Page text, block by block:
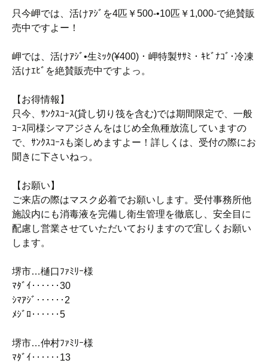
只今岬では、活けｱｼﾞを4匹￥500-•10匹￥1,000-で絶賛販
売中ですよー！
岬では、活けｱｼﾞ•生ﾐｯｸ(¥400)・岬特製ｻｻﾐ・ｷﾋﾞﾅｺﾞ･冷凍
活けｴﾋﾞを絶賛販売中ですよっ。
【お得情報】
只今、ｻﾝｸｽｺｰｽ(貸し切り筏を含む)では期間限定で、一般
ｺｰｽ同様シマアジさんをはじめ全魚種放流していますの
で、ｻﾝｸｽｺｰｽも楽しめますよー！詳しくは、受付の際にお
聞きに下さいねっ。
【お願い】
ご来店の際はマスク必着でお願いします。受付事務所他
施設内にも消毒液を完備し衛生管理を徹底し、安全目に
配慮し営業させていただいておりますので宜しくお願い
します。
堺市…樋口ﾌｧﾐﾘｰ様
ﾏﾀﾞｲ‥‥‥30
ｼﾏｱｼﾞ‥‥‥2
ﾒｼﾞﾛ‥‥‥5
堺市…仲村ﾌｧﾐﾘｰ様
ﾏﾀﾞｲ‥‥‥13